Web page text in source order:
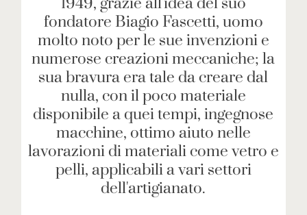
fondatore Biagio Fascetti, uomo
molto noto per le sue invenzioni e
numerose creazioni meccaniche; la
sua bravura era tale da creare dal
nulla, con il poco materiale
disponibile a quei tempi, ingegnose
macchine, ottimo aiuto nelle
lavorazioni di materiali come vetro e
pelli, applicabili a vari settori
dell'artigianato.